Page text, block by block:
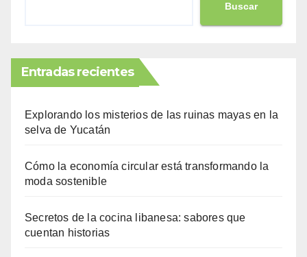
Buscar
Entradas recientes
Explorando los misterios de las ruinas mayas en la
selva de Yucatán
Cómo la economía circular está transformando la
moda sostenible
Secretos de la cocina libanesa: sabores que
cuentan historias